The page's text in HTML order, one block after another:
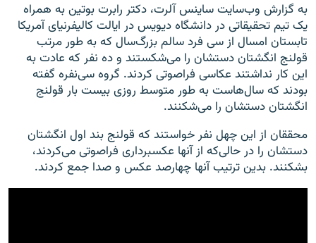
به گزارش وب‌سایت ساینس آلرت، دکتر رابرت بوتین به همراه
یک تیم تحقیقاتی در دانشگاه دیویس در ایالت کالیفرنیای آمریکا
تابستان امسال از سی فرد سالم بزرگ‌سال که به طور مرتب
قولنج انگشتان دستشان را می‌شکستند و ده نفر که عادت به
این کار نداشتند عکاسی فراصوتی کردند. گروه سی‌نفره گفته
بودند که سال‌هاست به طور متوسط روزی بیست بار قولنج
انگشتان دستشان را می‌شکنند.
محققان از این چهل نفر خواستند که قولنج بند اول انگشتان
دستشان را در حالی‌که از آنها عکسبرداری فراصوتی می‌کردند،
بشکنند. بدین ترتیب آنها چهارصد عکس و صدا جمع کردند.